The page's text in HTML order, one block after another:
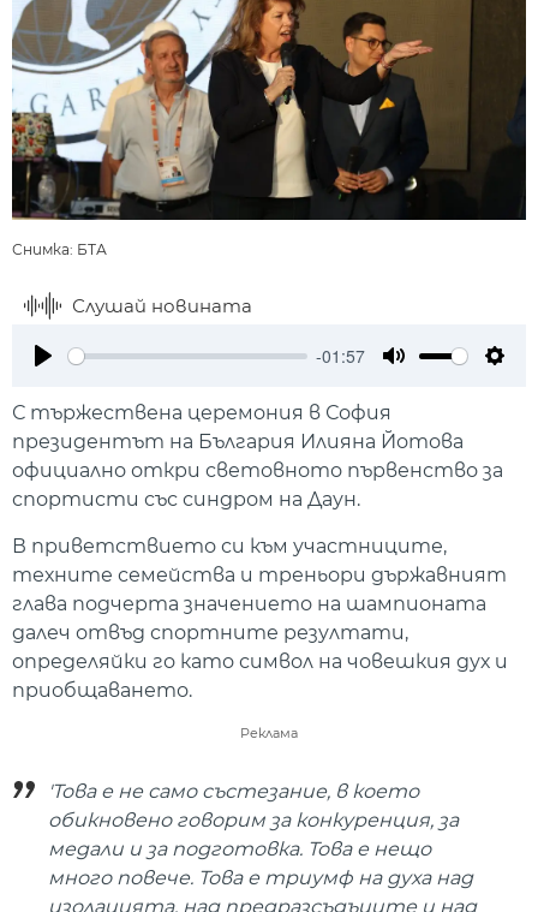
Снимка: БТА
Слушай новината
-01:57
С тържествена церемония в София
президентът на България Илияна Йотова
официално откри световното първенство за
спортисти със синдром на Даун.
В приветствието си към участниците,
техните семейства и треньори държавният
глава подчерта значението на шампионата
далеч отвъд спортните резултати,
определяйки го като символ на човешкия дух и
приобщаването.
Реклама
'Това е не само състезание, в което
обикновено говорим за конкуренция, за
медали и за подготовка. Това е нещо
много повече. Това е триумф на духа над
изолацията, над предразсъдъците и над